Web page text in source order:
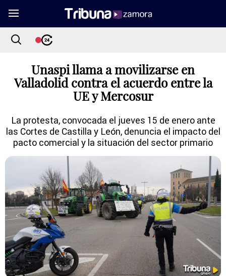
Unaspi llama a movilizarse en
Valladolid contra el acuerdo entre la
UE y Mercosur
La protesta, convocada el jueves 15 de enero ante
las Cortes de Castilla y León, denuncia el impacto del
pacto comercial y la situación del sector primario